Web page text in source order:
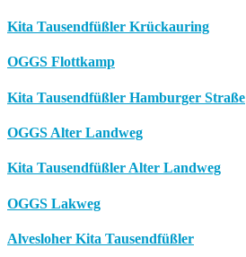
Kita Tausendfüßler Krückauring
OGGS Flottkamp
Kita Tausendfüßler Hamburger Straße
OGGS Alter Landweg
Kita Tausendfüßler Alter Landweg
OGGS Lakweg
Alvesloher Kita Tausendfüßler